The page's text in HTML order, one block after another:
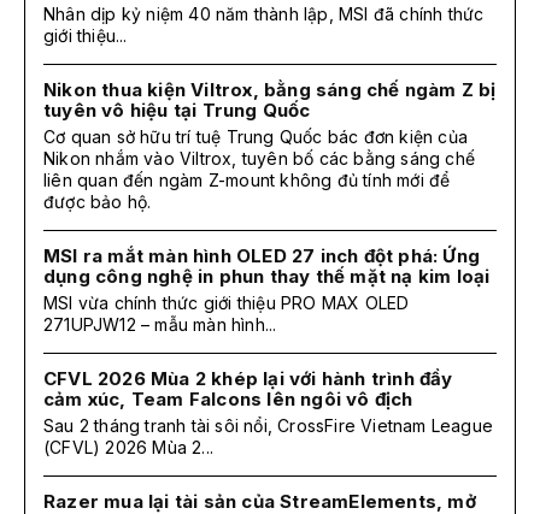
Nhân dịp kỷ niệm 40 năm thành lập, MSI đã chính thức
giới thiệu...
Nikon thua kiện Viltrox, bằng sáng chế ngàm Z bị
tuyên vô hiệu tại Trung Quốc
Cơ quan sở hữu trí tuệ Trung Quốc bác đơn kiện của
Nikon nhắm vào Viltrox, tuyên bố các bằng sáng chế
liên quan đến ngàm Z-mount không đủ tính mới để
được bảo hộ.
MSI ra mắt màn hình OLED 27 inch đột phá: Ứng
dụng công nghệ in phun thay thế mặt nạ kim loại
MSI vừa chính thức giới thiệu PRO MAX OLED
271UPJW12 – mẫu màn hình...
CFVL 2026 Mùa 2 khép lại với hành trình đầy
cảm xúc, Team Falcons lên ngôi vô địch
Sau 2 tháng tranh tài sôi nổi, CrossFire Vietnam League
(CFVL) 2026 Mùa 2...
Razer mua lại tài sản của StreamElements, mở